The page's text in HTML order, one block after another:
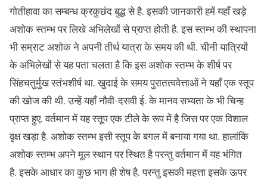
गोतीहावा का सम्बन्ध क्रकुछंद बुद्ध से है. इसकी जानकारी हमें यहाँ खड़े
अशोक स्तम्भ पर लिखे अभिलेखों से प्राप्त होती है. इस स्तम्भ की स्थापना
भी सम्राट अशोक ने अपनी तीर्थ यात्रा के समय की थी. चीनी यात्रियों
के अभिलेखों से यह पता चलता है कि इस अशोक स्तम्भ के शीर्ष पर
सिंहचतुर्मुख स्तंभशीर्ष था. खुदाई के समय पुरातत्ववेत्ताओं ने यहाँ एक स्तूप
की खोज की थी. उन्हें यहाँ नौवी-दसवी ई. के मानव सभ्यता के भी चिन्ह
प्राप्त हुए. वर्तमान में यह स्तूप एक टीले के रूप में है जिस पर एक विशाल
वृक्ष खड़ा है. अशोक स्तम्भ इसी स्तूप के बगल में बनाया गया था. हालांकि
अशोक स्तम्भ अपने मूल स्थान पर स्थित है परन्तु वर्तमान में यह भंगित
है. इसके आधार का कुछ भाग ही शेष है. परन्तु इसकी महत्ता इसके ऊपर